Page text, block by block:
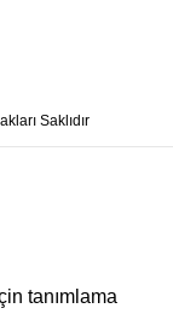
Saklıdır
tanımlama